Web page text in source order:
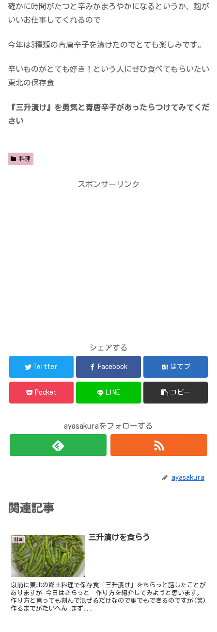
確かに時間がたつと辛みがまろやかになるというか、麹が
いいお仕事してくれるので
今年は3種類の青唐辛子を漬けたのでとても楽しみです。
辛いものがとても好き！という人にぜひ食べてもらいたい
東北の保存食
『三升漬け』を勇気と青唐辛子があったらつけてみてくだ
さい
料理
スポンサーリンク
シェアする
Twitter Facebook はてブ
Pocket LINE コピー
ayasakuraをフォローする
ayasakura
関連記事
料理 三升漬けを食らう
以前に東北の郷土料理で保存食「三升漬け」をちらっと話したことが
ありますが 今日はさらっと 作り方を紹介してみようと思います。
作り方と言っても刻んで混ぜるだけなので誰でもできるのですが(笑)
作るまでがたいへん まず...